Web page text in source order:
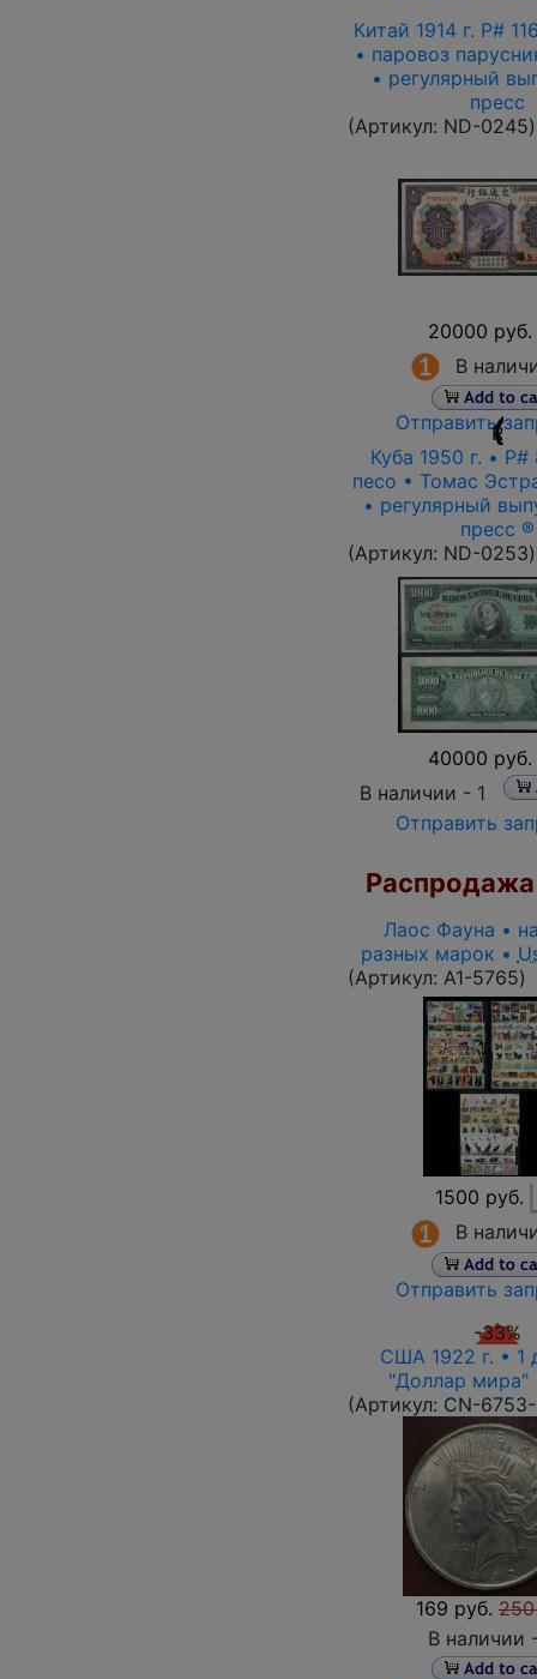
Китай 1914 г. P#
• паровоз
• регулярный
пресс
(Артикул: ND-0245)
20000 руб.
В
ОтправитьR
Куба 1950 г. •
песо • Томас
• регулярный
пресс ®
(Артикул: ND-0253)
40000 руб.
В наличии - 1
Отправить
Распродажа
Лаос Фауна •
разных марок •
(Артикул: A1-5765)
1500 руб.
В
Отправить
-33%
США 1922 г. • 1
"Доллар мира"
(Артикул: CN-
169 руб.
В наличии